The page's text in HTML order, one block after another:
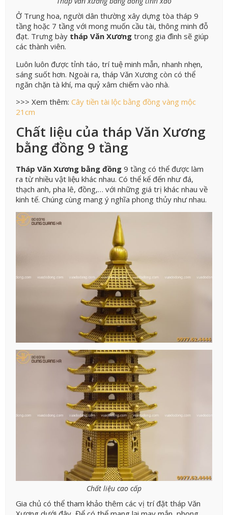
Ở Trung hoa, người dân thường xây dựng tòa tháp 9
tầng hoặc 7 tầng với mong muốn cầu tài, thông minh đỗ
đạt. Trưng bày tháp Văn Xương trong gia đình sẽ giúp
các thành viên.
Luôn luôn được tỉnh táo, trí tuệ minh mẫn, nhanh nhẹn,
sáng suốt hơn. Ngoài ra, tháp Văn Xương còn có thể
ngăn chặn tà khí, ma quỷ xâm chiếm vào nhà.
>>> Xem thêm: Cây tiền tài lộc bằng đồng vàng mộc
21cm
Chất liệu của tháp Văn Xương
bằng đồng 9 tầng
Tháp Văn Xương bằng đồng 9 tầng có thể được làm
ra từ nhiều vật liệu khác nhau. Có thể kể đến như đá,
thạch anh, pha lê, đồng,… với những giá trị khác nhau về
kinh tế. Chúng cùng mang ý nghĩa phong thủy như nhau.
Chất liệu cao cấp
Gia chủ có thể tham khảo thêm các vị trí đặt tháp Văn